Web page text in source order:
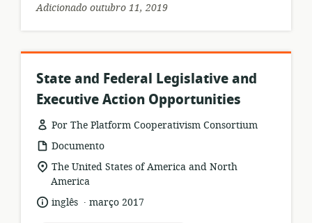
Adicionado outubro 11, 2019
State and Federal Legislative and
Executive Action Opportunities
Por The Platform Cooperativism Consortium
formato
de
recurso:
Documento
local
de
relevância:
The United States of America and North
America
idioma:
inglês .
datamarço 2017